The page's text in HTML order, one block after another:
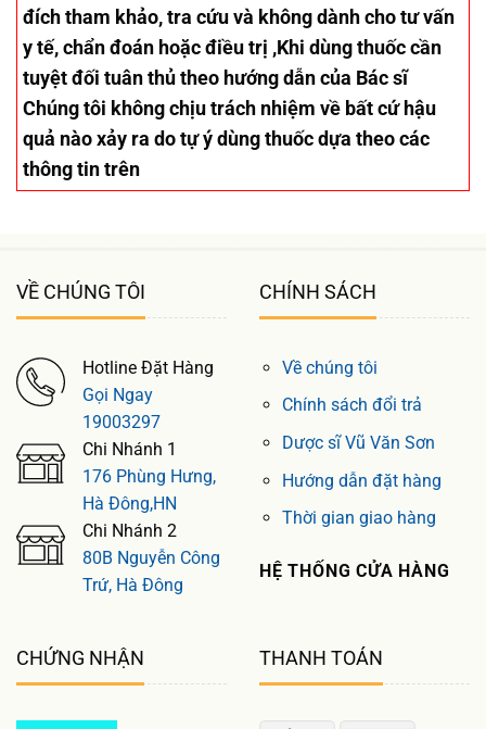
đích tham khảo, tra cứu và không dành cho tư vấn
y tế, chẩn đoán hoặc điều trị ,Khi dùng thuốc cần
tuyệt đối tuân thủ theo hướng dẫn của Bác sĩ
Chúng tôi không chịu trách nhiệm về bất cứ hậu
quả nào xảy ra do tự ý dùng thuốc dựa theo các
thông tin trên
VỀ CHÚNG TÔI
Hotline Đặt Hàng
Gọi Ngay
19003297
Chi Nhánh 1
176 Phùng Hưng,
Hà Đông,HN
Chi Nhánh 2
80B Nguyễn Công
Trứ, Hà Đông
CHÍNH SÁCH
Về chúng tôi
Chính sách đổi trả
Dược sĩ Vũ Văn Sơn
Hướng dẫn đặt hàng
Thời gian giao hàng
HỆ THỐNG CỬA HÀNG
CHỨNG NHẬN THANH TOÁN